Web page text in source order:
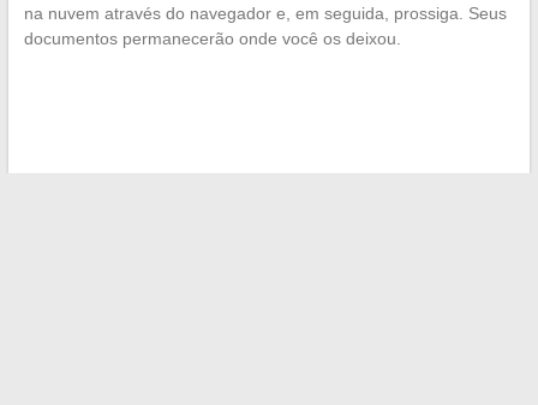
na nuvem através do navegador e, em seguida, prossiga. Seus
documentos permanecerão onde você os deixou.